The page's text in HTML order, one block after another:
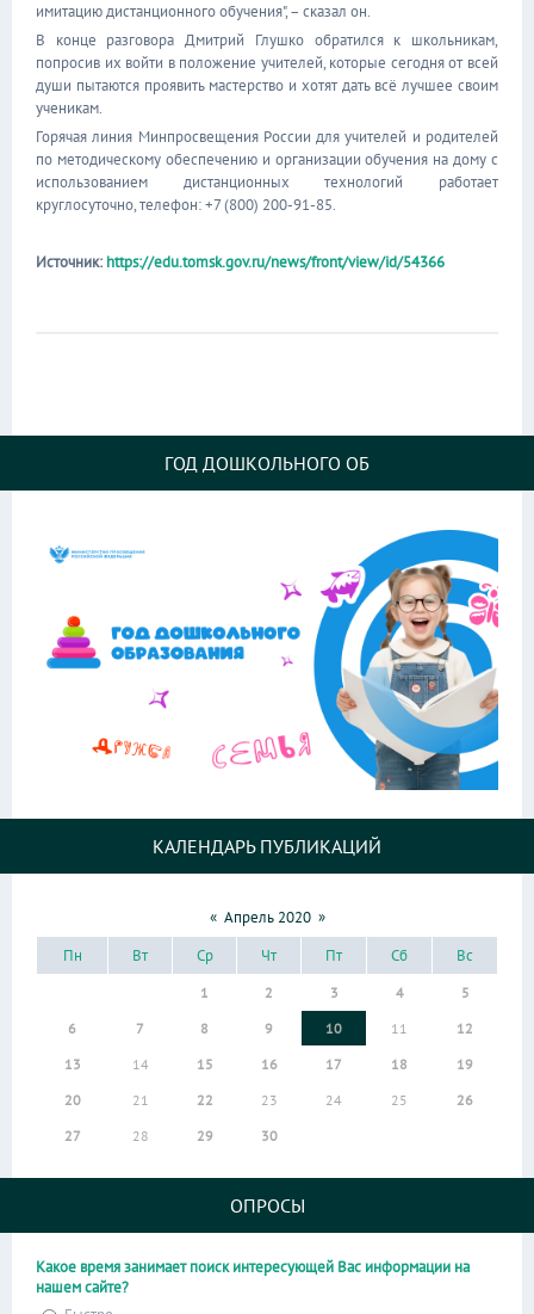
имитацию дистанционного обучения", – сказал он.
В конце разговора Дмитрий Глушко обратился к школьникам,
попросив их войти в положение учителей, которые сегодня от всей
души пытаются проявить мастерство и хотят дать всё лучшее своим
ученикам.
Горячая линия Минпросвещения России для учителей и родителей
по методическому обеспечению и организации обучения на дому с
использованием дистанционных технологий работает
круглосуточно, телефон: +7 (800) 200-91-85.
Источник: https://edu.tomsk.gov.ru/news/front/view/id/54366
ГОД ДОШКОЛЬНОГО ОБ
КАЛЕНДАРЬ ПУБЛИКАЦИЙ
« Апрель 2020 »
Пн
Вт Ср Чт Пт Сб Вс
1 2 3 4
5
6
7 8 9 10 11
12
13
14 15 16 17 18
19
20
21 22 23 24 25
26
27
28 29 30
ОПРОСЫ
Какое время занимает поиск интересующей Вас информации на
нашем сайте?